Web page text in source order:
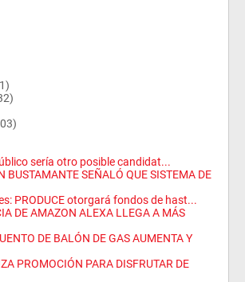
sería otro posible candidat...
BUSTAMANTE SEÑALÓ QUE SISTEMA DE
PRODUCE otorgará fondos de hast...
DE AMAZON ALEXA LLEGA A MÁS
DE BALÓN DE GAS AUMENTA Y
PROMOCIÓN PARA DISFRUTAR DE